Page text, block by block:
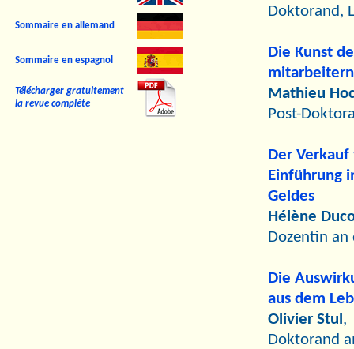
Sommaire en allemand
Sommaire en espagnol
Télécharger gratuitement
la revue complète
Doktorand,
Die Kunst
Mathieu
Post-
Der
Einführung
Geldes
Hélène
Dozentin
Die
aus dem
Olivier Stul ,
Doktorand